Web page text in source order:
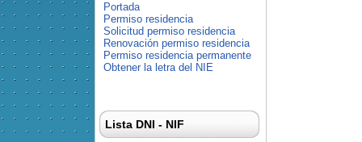
Portada
Permiso residencia
Solicitud permiso residencia
Renovación permiso residencia
Permiso residencia permanente
Obtener la letra del NIE
Lista DNI - NIF